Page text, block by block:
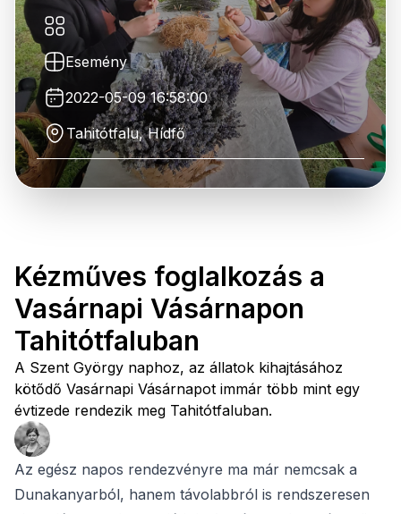
Esemény
2022-05-09 16:58:00
Tahitótfalu, Hídfő
Kézműves foglalkozás a
Vasárnapi Vásárnapon
Tahitótfaluban
A Szent György naphoz, az állatok kihajtásához
kötődő Vasárnapi Vásárnapot immár több mint egy
évtizede rendezik meg Tahitótfaluban.
Az egész napos rendezvényre ma már nemcsak a
Dunakanyarból, hanem távolabbról is rendszeresen